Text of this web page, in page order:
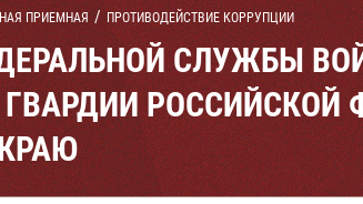
ПРИЕМНАЯ ПРОТИВОДЕЙСТВИЕ КОРРУПЦИИ
СЛУЖБЫ
РОССИЙСКОЙ